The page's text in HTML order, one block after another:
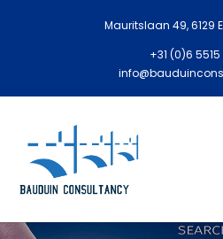
Mauritslaan 49, 6129
+31 (0)6 5515